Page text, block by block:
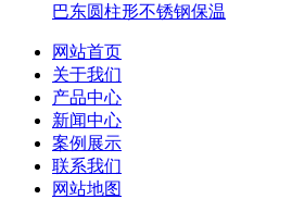
巴东圆柱形不锈钢保温
网站首页
关于我们
产品中心
新闻中心
案例展示
联系我们
网站地图